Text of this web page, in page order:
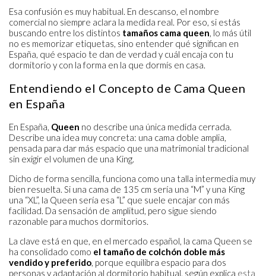
Esa confusión es muy habitual. En descanso, el nombre
comercial no siempre aclara la medida real. Por eso, si estás
buscando entre los distintos tamaños cama queen, lo más útil
no es memorizar etiquetas, sino entender qué significan en
España, qué espacio te dan de verdad y cuál encaja con tu
dormitorio y con la forma en la que dormís en casa.
Entendiendo el Concepto de Cama Queen
en España
En España, Queen no describe una única medida cerrada.
Describe una idea muy concreta: una cama doble amplia,
pensada para dar más espacio que una matrimonial tradicional
sin exigir el volumen de una King.
Dicho de forma sencilla, funciona como una talla intermedia muy
bien resuelta. Si una cama de 135 cm sería una “M” y una King
una “XL”, la Queen sería esa “L” que suele encajar con más
facilidad. Da sensación de amplitud, pero sigue siendo
razonable para muchos dormitorios.
La clave está en que, en el mercado español, la cama Queen se
ha consolidado como el tamaño de colchón doble más
vendido y preferido, porque equilibra espacio para dos
personas y adaptación al dormitorio habitual, según explica esta